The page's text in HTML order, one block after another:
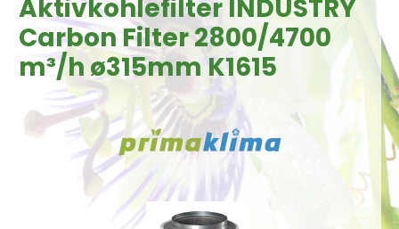
Aktivkohlefilter INDUSTRY
Carbon Filter 2800/4700
m³/h ø315mm K1615
Bildergalerie überspringen